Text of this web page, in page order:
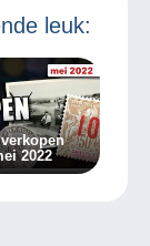
leuk:
2022